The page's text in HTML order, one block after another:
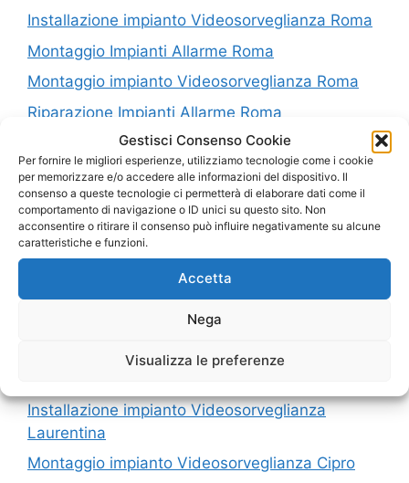
Gestisci Consenso Cookie
Per fornire le migliori esperienze, utilizziamo tecnologie come i cookie
per memorizzare e/o accedere alle informazioni del dispositivo. Il
consenso a queste tecnologie ci permetterà di elaborare dati come il
comportamento di navigazione o ID unici su questo sito. Non
acconsentire o ritirare il consenso può influire negativamente su alcune
caratteristiche e funzioni.
Accetta
Nega
Visualizza le preferenze
Installazione impianto Videosorveglianza Roma
Montaggio Impianti Allarme Roma
Montaggio impianto Videosorveglianza Roma
Riparazione Impianti Allarme Roma
Riparazione impianto Videosorveglianza Roma
Vendita Impianti Allarme Roma
Vendita impianto Videosorveglianza Roma
I nostri servizi in Provincia di Roma
Installazione Impianti Allarme Grottarossa
Installazione impianto Videosorveglianza
Laurentina
Montaggio impianto Videosorveglianza Cipro